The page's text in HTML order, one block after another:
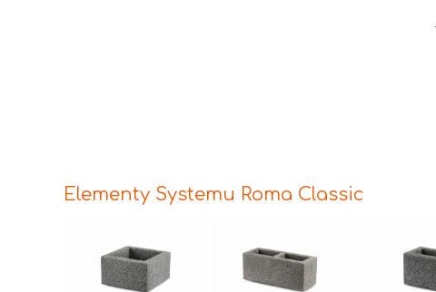
Elementy Systemu Roma Classic